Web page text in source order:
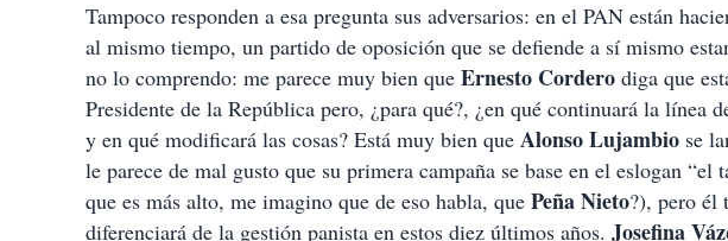
Tampoco responden a esa pregunta sus adversarios: en el PAN están
al mismo tiempo, un partido de oposición que se defiende a sí mismo
no lo comprendo: me parece muy bien que Ernesto Cordero diga que
Presidente de la República pero, ¿para qué?, ¿en qué continuará la línea
y en qué modificará las cosas? Está muy bien que Alonso Lujambio se
le parece de mal gusto que su primera campaña se base en el eslogan
que es más alto, me imagino que de eso habla, que Peña Nieto?), pero él
diferenciará de la gestión panista en estos diez últimos años. Josefina